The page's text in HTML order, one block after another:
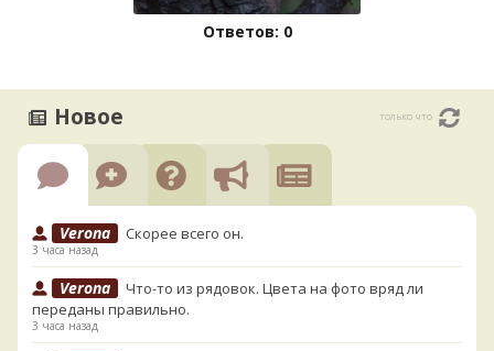
Ответов: 0
Новое только что
Verona Скорее всего он.
3 часа назад
Verona
Что-то из рядовок. Цвета на фото вряд ли
переданы правильно.
3 часа назад